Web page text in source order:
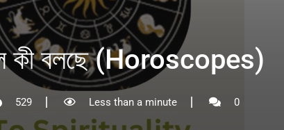
কী বলছে (Horoscopes)
529 Less than a minute 0